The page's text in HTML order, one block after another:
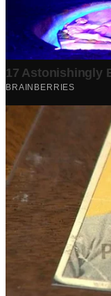
Berita Terpopuler
Surat Somasi
Dengan Penjelasannya!
Tech 2 years ago